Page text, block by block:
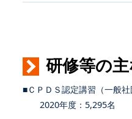
研修等の
■ＣＰＤＳ認定講習（一般
2020年度：5,295名